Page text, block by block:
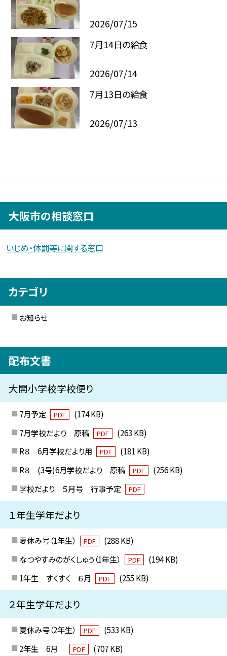
2026/07/15
7月14日の給食
2026/07/14
7月13日の給食
2026/07/13
大阪市の相談窓口
いじめ・体罰等に関する窓口
カテゴリ
お知らせ
配布文書
大開小学校学校便り
7月予定 PDF
(174 KB)
7月学校だより 原稿
PDF
(263 KB)
R８ 6月学校だより用
PDF
(181 KB)
R８ (3号)6月学校だより 原稿
PDF
(256 KB)
学校だより ５月号 行事予定
PDF
１年生学年だより
夏休み号（1年生） PDF
(288 KB)
なつやすみのがくしゅう（1年生）
PDF
(194 KB)
1年生 すくすく ６月
PDF (255 KB)
２年生学年だより
夏休み号（2年生） PDF
(533 KB)
2年生 6月
PDF (707 KB)